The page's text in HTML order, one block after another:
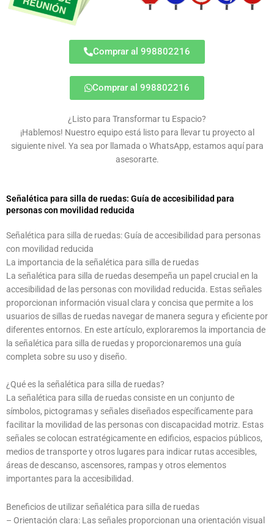
Comprar al 998802216
Comprar al 998802216
¿Listo para Transformar tu Espacio?
¡Hablemos! Nuestro equipo está listo para llevar tu proyecto al
siguiente nivel. Ya sea por llamada o WhatsApp, estamos aquí para
asesorarte.
Señalética para silla de ruedas: Guía de accesibilidad para
personas con movilidad reducida
Señalética para silla de ruedas: Guía de accesibilidad para personas
con movilidad reducida
La importancia de la señalética para silla de ruedas
La señalética para silla de ruedas desempeña un papel crucial en la
accesibilidad de las personas con movilidad reducida. Estas señales
proporcionan información visual clara y concisa que permite a los
usuarios de sillas de ruedas navegar de manera segura y eficiente por
diferentes entornos. En este artículo, exploraremos la importancia de
la señalética para silla de ruedas y proporcionaremos una guía
completa sobre su uso y diseño.
¿Qué es la señalética para silla de ruedas?
La señalética para silla de ruedas consiste en un conjunto de
símbolos, pictogramas y señales diseñados específicamente para
facilitar la movilidad de las personas con discapacidad motriz. Estas
señales se colocan estratégicamente en edificios, espacios públicos,
medios de transporte y otros lugares para indicar rutas accesibles,
áreas de descanso, ascensores, rampas y otros elementos
importantes para la accesibilidad.
Beneficios de utilizar señalética para silla de ruedas
– Orientación clara: Las señales proporcionan una orientación visual